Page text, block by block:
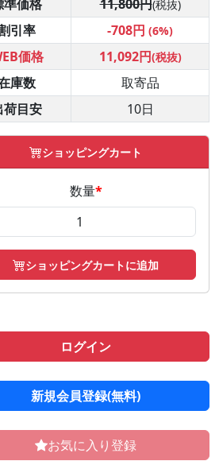
準価格
11,800円(税抜)
引率 -708円 (6%)
価格 11,092円(税抜)
庫数
取寄品
荷目安
10日
ショッピングカート
数量*
ショッピングカートに追加
ログイン
新規会員登録(無料)
お気に入り登録